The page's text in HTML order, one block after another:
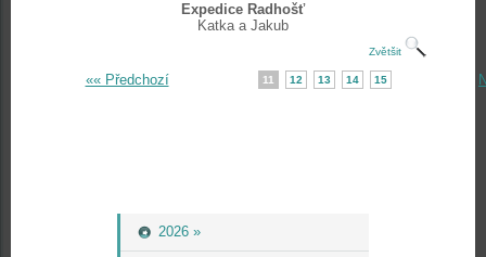
2026 »
Expedice Radhošť
Katka a Jakub
Zvětšit
«« Předchozí 11 12 13 14 15